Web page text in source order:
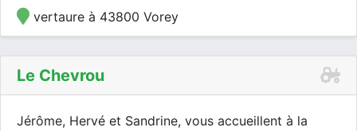
vertaure à 43800 Vorey
Le Chevrou
Jérôme, Hervé et Sandrine, vous accueillent à la